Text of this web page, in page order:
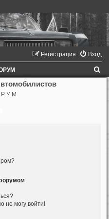
Вход
Регистрация
У М
не могу войти!